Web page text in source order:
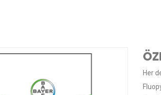
Her